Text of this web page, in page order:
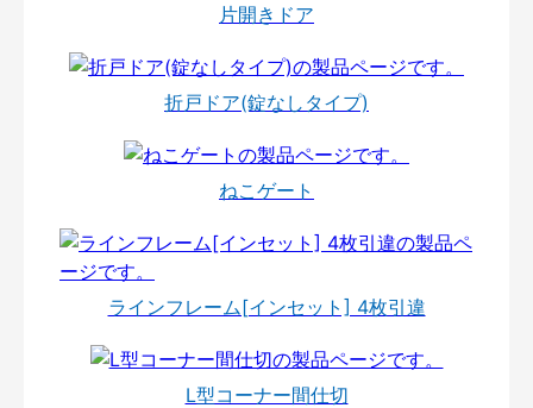
片開きドア
折戸ドア(錠なしタイプ)
ねこゲート
ラインフレーム[インセット] 4枚引違
L型コーナー間仕切